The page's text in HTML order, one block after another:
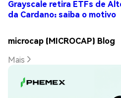
Grayscale retira ETFs de
da Cardano: saiba o motivo
microcap (MICROCAP) Blog
Mais